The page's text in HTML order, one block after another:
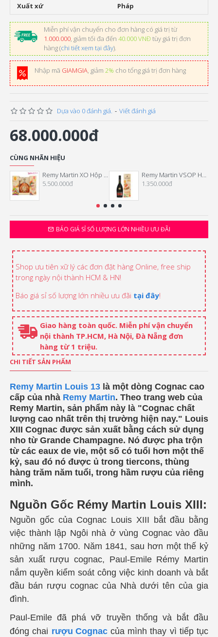
Xuất xứ
Pháp
Miễn phí vận chuyển cho đơn hàng có giá trị từ
1.000.000, giảm tối đa đến 40.000 VNĐtùy giá trị đơn
hàng (chi tiết xem tại đây).
Nhập mã GIAMGIA, giảm 2% cho tổng giá trị đơn hàng
Dựa vào 0 đánh giá. - Viết đánh giá
68.000.000đ
BÁO GIÁ SỈ SỐ LƯỢNG LỚN NHIỀU ƯU ĐÃI
CÙNG NHÃN HIỆU
Remy Martin XO Hộp Quà Tết 2025
5.500.000đ
Remy Martin VSOP Hộp Quà 2025
1.350.000đ
Shop ưu tiên xữ lý các đơn đặt hàng Online, free ship
trong ngày nội thành HCM & HN!
Báo giá sỉ số lượng lớn nhiều ưu đãi tại đây!
Giao hàng toàn quốc. Miễn phí vận chuyển
nội thành TP.HCM, Hà Nội, Đà Nẵng đơn
hàng từ 1 triệu.
CHI TIẾT SẢN PHẨM
Remy Martin Louis 13 là một dòng Cognac cao
cấp của nhà Remy Martin. Theo trang web của
Remy Martin, sản phẩm này là "Cognac chất
lượng cao nhất trên thị trường hiện nay." Louis
XIII Cognac được sản xuất bằng cách sử dụng
nho từ Grande Champagne. Nó được pha trộn
từ các eaux de vie, một số có tuổi hơn một thế
kỷ, sau đó nó được ủ trong tiercons, thùng
hàng trăm năm tuổi, trong hầm rượu của riêng
mình.
Nguồn Gốc Rémy Martin Louis XIII:
Nguồn gốc của Cognac Louis XIII bắt đầu bằng
việc thành lập Ngôi nhà ở vùng Cognac vào đầu
những năm 1700. Năm 1841, sau hơn một thế kỷ
sản xuất rượu cognac, Paul-Emile Rémy Martin
nắm quyền kiểm soát công việc kinh doanh và bắt
đầu bán rượu cognac của Nhà dưới tên của gia
đình.
Paul-Emile đã phá vỡ truyền thống và bắt đầu
đóng chai rượu Cognaccủa mình thay vì tiếp tục